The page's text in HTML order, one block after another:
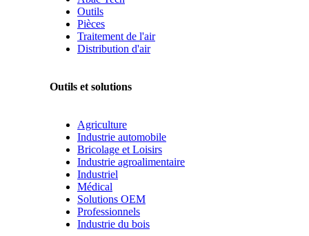
Outils
Pièces
Traitement de l'air
Distribution d'air
Outils et solutions
Agriculture
Industrie automobile
Bricolage et Loisirs
Industrie agroalimentaire
Industriel
Médical
Solutions OEM
Professionnels
Industrie du bois